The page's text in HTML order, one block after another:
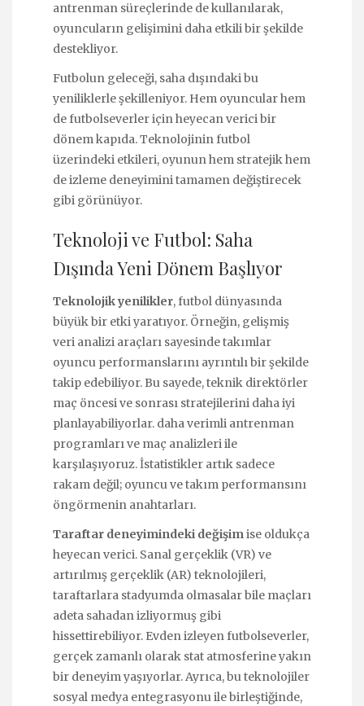
antrenman süreçlerinde de kullanılarak,
oyuncuların gelişimini daha etkili bir şekilde
destekliyor.
Futbolun geleceği, saha dışındaki bu
yeniliklerle şekilleniyor. Hem oyuncular hem
de futbolseverler için heyecan verici bir
dönem kapıda. Teknolojinin futbol
üzerindeki etkileri, oyunun hem stratejik hem
de izleme deneyimini tamamen değiştirecek
gibi görünüyor.
Teknoloji ve Futbol: Saha
Dışında Yeni Dönem Başlıyor
Teknolojik yenilikler, futbol dünyasında
büyük bir etki yaratıyor. Örneğin, gelişmiş
veri analizi araçları sayesinde takımlar
oyuncu performanslarını ayrıntılı bir şekilde
takip edebiliyor. Bu sayede, teknik direktörler
maç öncesi ve sonrası stratejilerini daha iyi
planlayabiliyorlar. daha verimli antrenman
programları ve maç analizleri ile
karşılaşıyoruz. İstatistikler artık sadece
rakam değil; oyuncu ve takım performansını
öngörmenin anahtarları.
Taraftar deneyimindeki değişimise oldukça
heyecan verici. Sanal gerçeklik (VR) ve
artırılmış gerçeklik (AR) teknolojileri,
taraftarlara stadyumda olmasalar bile maçları
adeta sahadan izliyormuş gibi
hissettirebiliyor. Evden izleyen futbolseverler,
gerçek zamanlı olarak stat atmosferine yakın
bir deneyim yaşıyorlar. Ayrıca, bu teknolojiler
sosyal medya entegrasyonu ile birleştiğinde,